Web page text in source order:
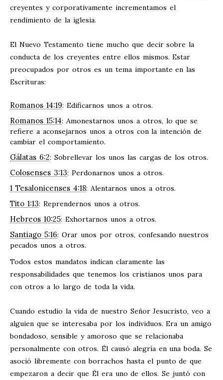
creyentes y corporativamente incrementamos el
rendimiento de la iglesia.
El Nuevo Testamento tiene mucho que decir sobre la
conducta de los creyentes entre ellos mismos. Estar
preocupados por otros es un tema importante en las
Escrituras:
Romanos 14:19: Edificarnos unos a otros.
Romanos 15:14: Amonestarnos unos a otros, lo que se
refiere a aconsejarnos unos a otros con la intención de
cambiar el comportamiento.
Gálatas 6:2: Sobrellevar los unos las cargas de los otros.
Colosenses 3:13: Perdonarnos unos a otros.
1 Tesalonicenses 4:18: Alentarnos unos a otros.
Tito 1:13: Reprendernos unos a otros.
Hebreos 10:25: Exhortarnos unos a otros.
Santiago 5:16: Orar unos por otros, confesando nuestros
pecados unos a otros.
Todos estos mandatos indican claramente las
responsabilidades que tenemos los cristianos unos para
con otros a lo largo de toda la vida.
Cuando estudio la vida de nuestro Señor Jesucristo, veo a
alguien que se interesaba por los individuos. Era un amigo
bondadoso, sensible y amoroso que se relacionaba
personalmente con otros. Él causó alegría en una boda. Se
asoció libremente con borrachos hasta el punto de que
empezaron a decir que Él era uno de ellos. Se juntó con